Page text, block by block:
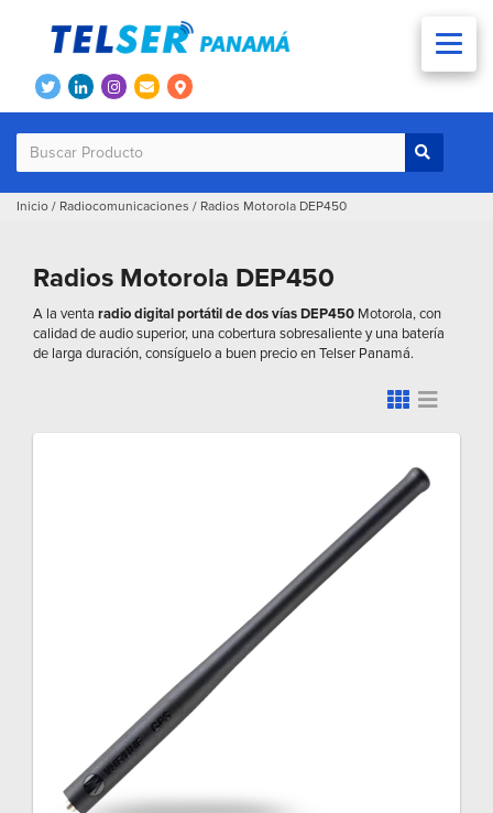
Inicio / Radiocomunicaciones / Radios Motorola DEP450
Radios Motorola DEP450
A la venta radio digital portátil de dos vías DEP450 Motorola, con
calidad de audio superior, una cobertura sobresaliente y una batería
de larga duración, consíguelo a buen precio en Telser Panamá.